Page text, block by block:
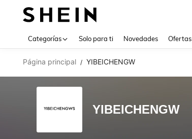
Categorías Solo para ti Novedades Ofertas
Página principal / YIBEICHENGW
YIBEICHENGW